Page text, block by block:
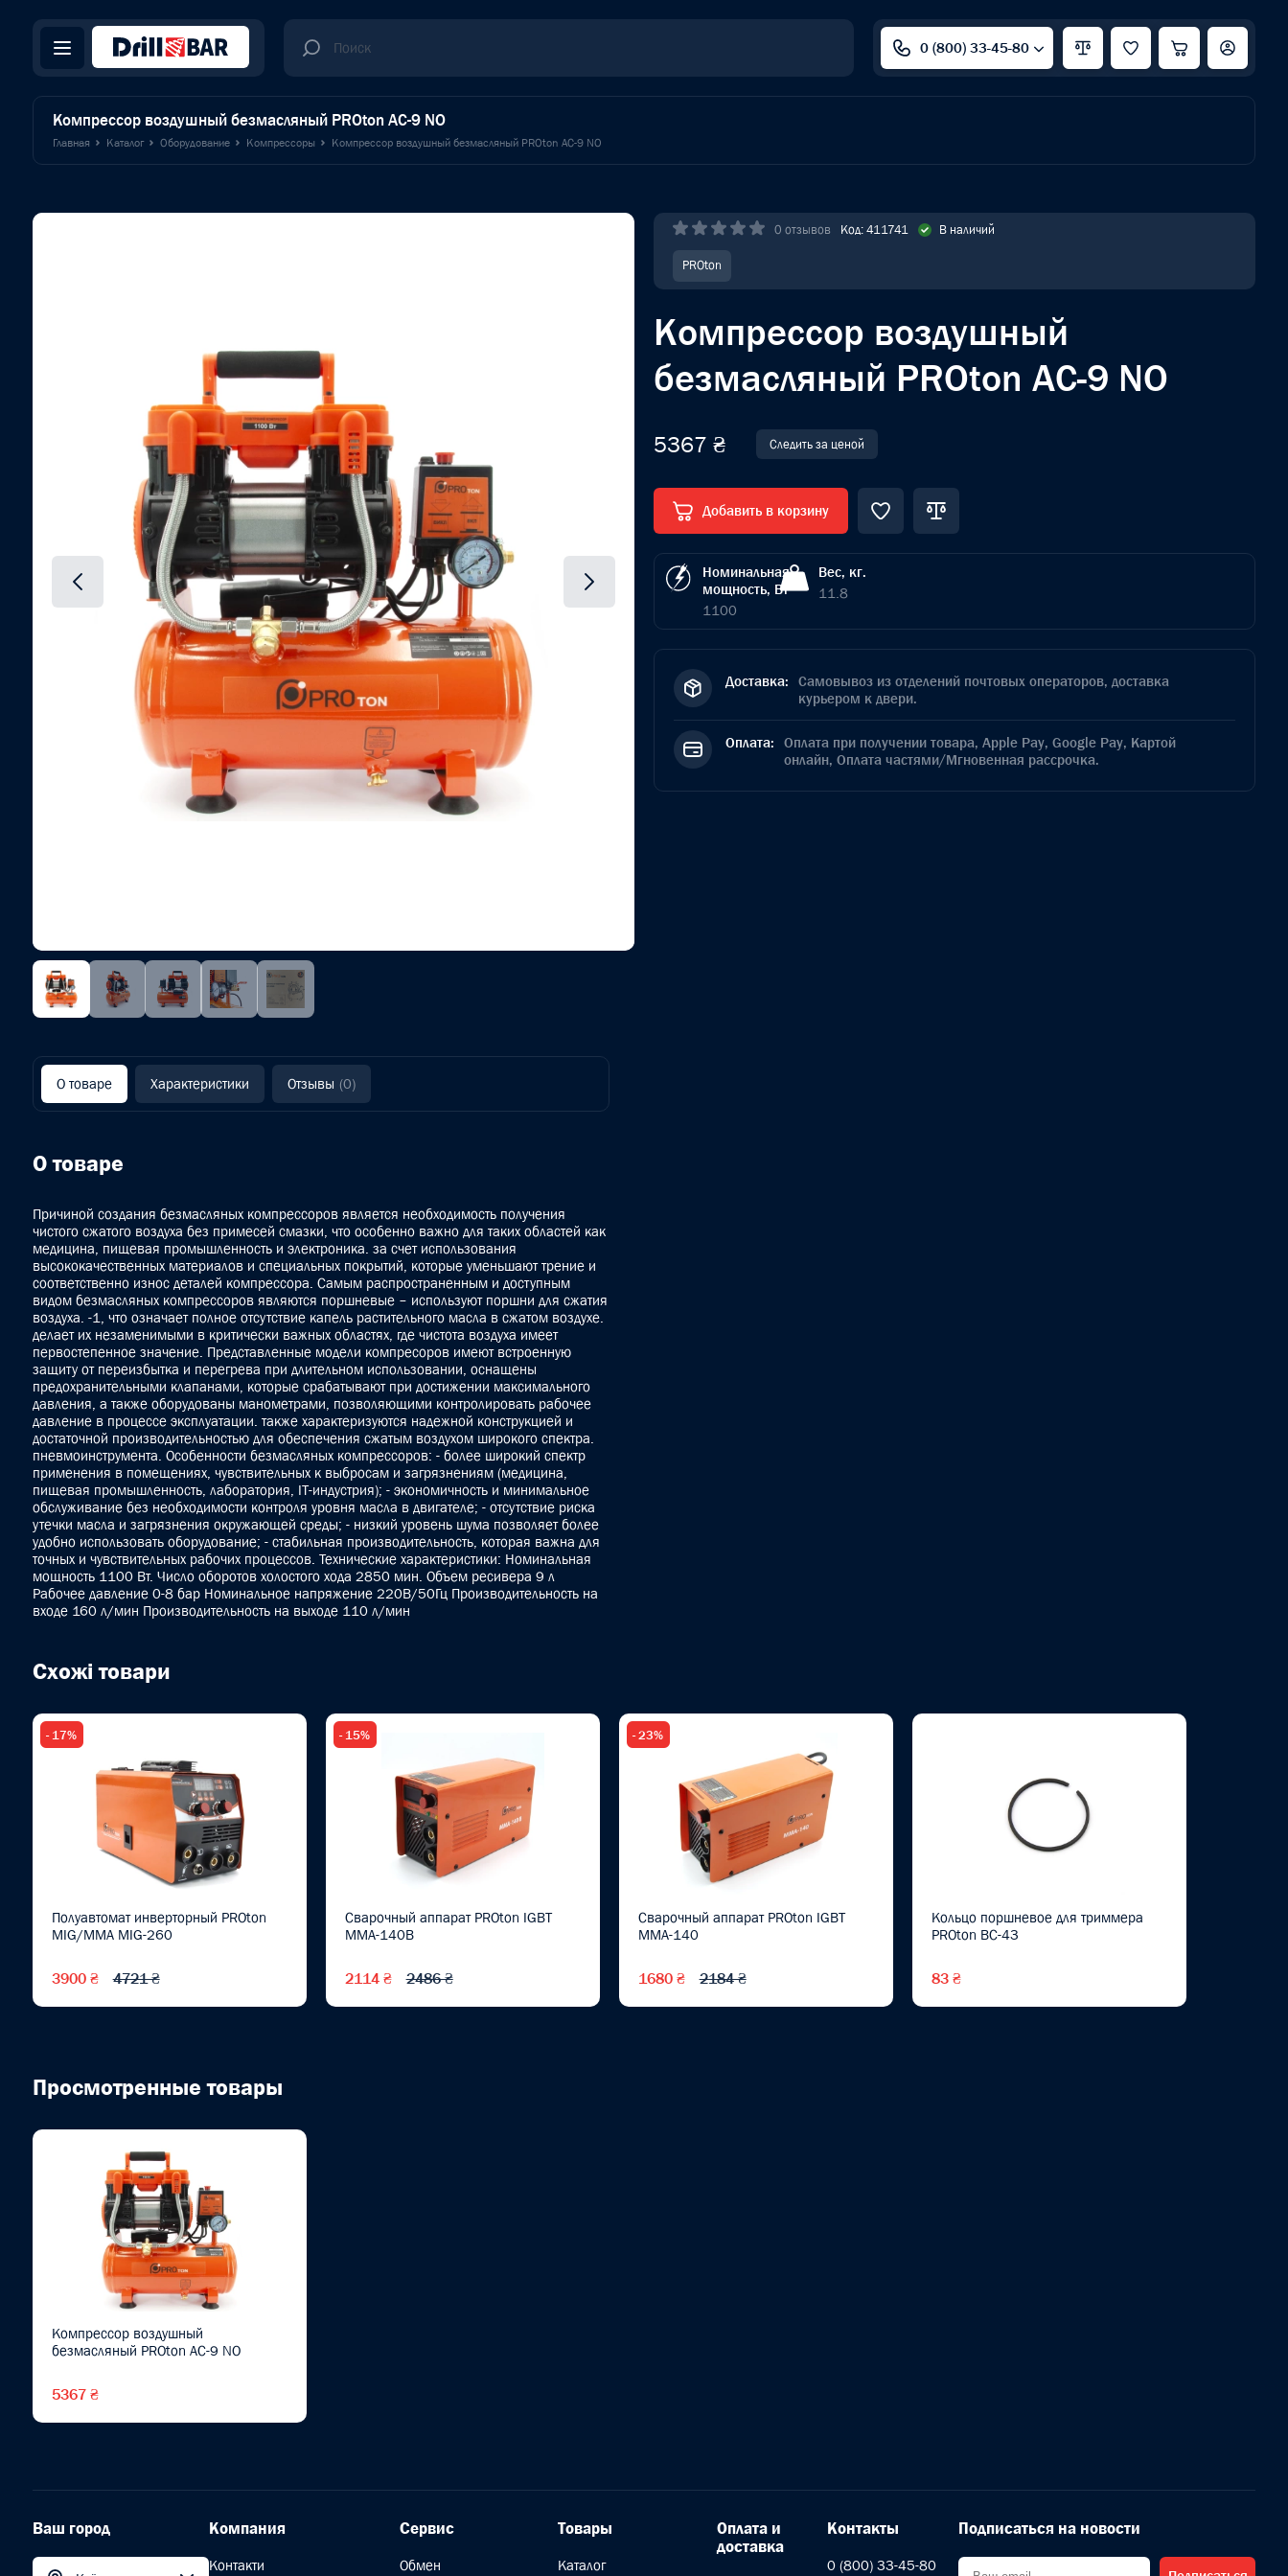
0 (800) 33-45-80
Компрессор воздушный безмасляный PROton AC-9 NO
Главная Каталог Оборудование Компрессоры Компрессор воздушный безмасляный PROton AC-9 NO
0 отзывов Код: 411741 В наличий
PROton
Компрессор воздушный
безмасляный PROton AC-9 NO
5367 ₴ Следить за ценой
Добавить в корзину
Номинальная
мощность, Вт
1100
Вес, кг.
11.8
Доставка: Самовывоз из отделений почтовых операторов, доставка
курьером к двери.
Оплата: Оплата при получении товара, Apple Pay, Google Pay, Картой
онлайн, Оплата частями/Мгновенная рассрочка.
О товаре Характеристики Отзывы (0)
О товаре
Причиной создания безмасляных компрессоров является необходимость получения
чистого сжатого воздуха без примесей смазки, что особенно важно для таких областей как
медицина, пищевая промышленность и электроника. за счет использования
высококачественных материалов и специальных покрытий, которые уменьшают трение и
соответственно износ деталей компрессора. Самым распространенным и доступным
видом безмасляных компрессоров являются поршневые – используют поршни для сжатия
воздуха. -1, что означает полное отсутствие капель растительного масла в сжатом воздухе.
делает их незаменимыми в критически важных областях, где чистота воздуха имеет
первостепенное значение. Представленные модели компресоров имеют встроенную
защиту от переизбытка и перегрева при длительном использовании, оснащены
предохранительными клапанами, которые срабатывают при достижении максимального
давления, а также оборудованы манометрами, позволяющими контролировать рабочее
давление в процессе эксплуатации. также характеризуются надежной конструкцией и
достаточной производительностью для обеспечения сжатым воздухом широкого спектра.
пневмоинструмента. Особенности безмасляных компрессоров: - более широкий спектр
применения в помещениях, чувствительных к выбросам и загрязнениям (медицина,
пищевая промышленность, лаборатория, IT-индустрия); - экономичность и минимальное
обслуживание без необходимости контроля уровня масла в двигателе; - отсутствие риска
утечки масла и загрязнения окружающей среды; - низкий уровень шума позволяет более
удобно использовать оборудование; - стабильная производительность, которая важна для
точных и чувствительных рабочих процессов. Технические характеристики: Номинальная
мощность 1100 Вт. Число оборотов холостого хода 2850 мин. Объем ресивера 9 л
Рабочее давление 0-8 бар Номинальное напряжение 220В/50Гц Производительность на
входе 160 л/мин Производительность на выходе 110 л/мин
Схожі товари
- 17%
Полуавтомат инверторный PROton
MIG/MMA MIG-260
3900 ₴ 4721 ₴
- 15%
Сварочный аппарат PROton IGBT
MMA-140B
2114 ₴ 2486 ₴
- 23%
Сварочный аппарат PROton IGBT
MMA-140
1680 ₴ 2184 ₴
Кольцо поршневое для триммера
PROton BC-43
83 ₴
Просмотренные товары
Компрессор воздушный
безмасляный PROton AC-9 NO
5367 ₴
Ваш город Компания
Контакти
Сервис
Обмен
Товары
Каталог
Оплата и
доставка
Контакты
0 (800) 33-45-80
Подписаться на новости